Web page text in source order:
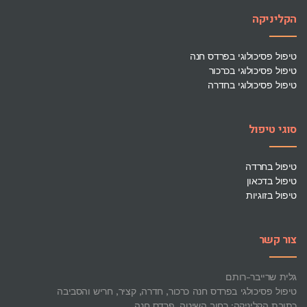
הקליניקה
טיפול פסיכולוגי בפרדס חנה
טיפול פסיכולוגי בכרכור
טיפול פסיכולוגי בחדרה
סוגי טיפול
טיפול בחרדה
טיפול בדכאון
טיפול בזוגיות
צור קשר
גלית שרייבר-רותם
טיפול פסיכולגי בפרדס חנה כרכור, חדרה, קציר, חריש והסביבה